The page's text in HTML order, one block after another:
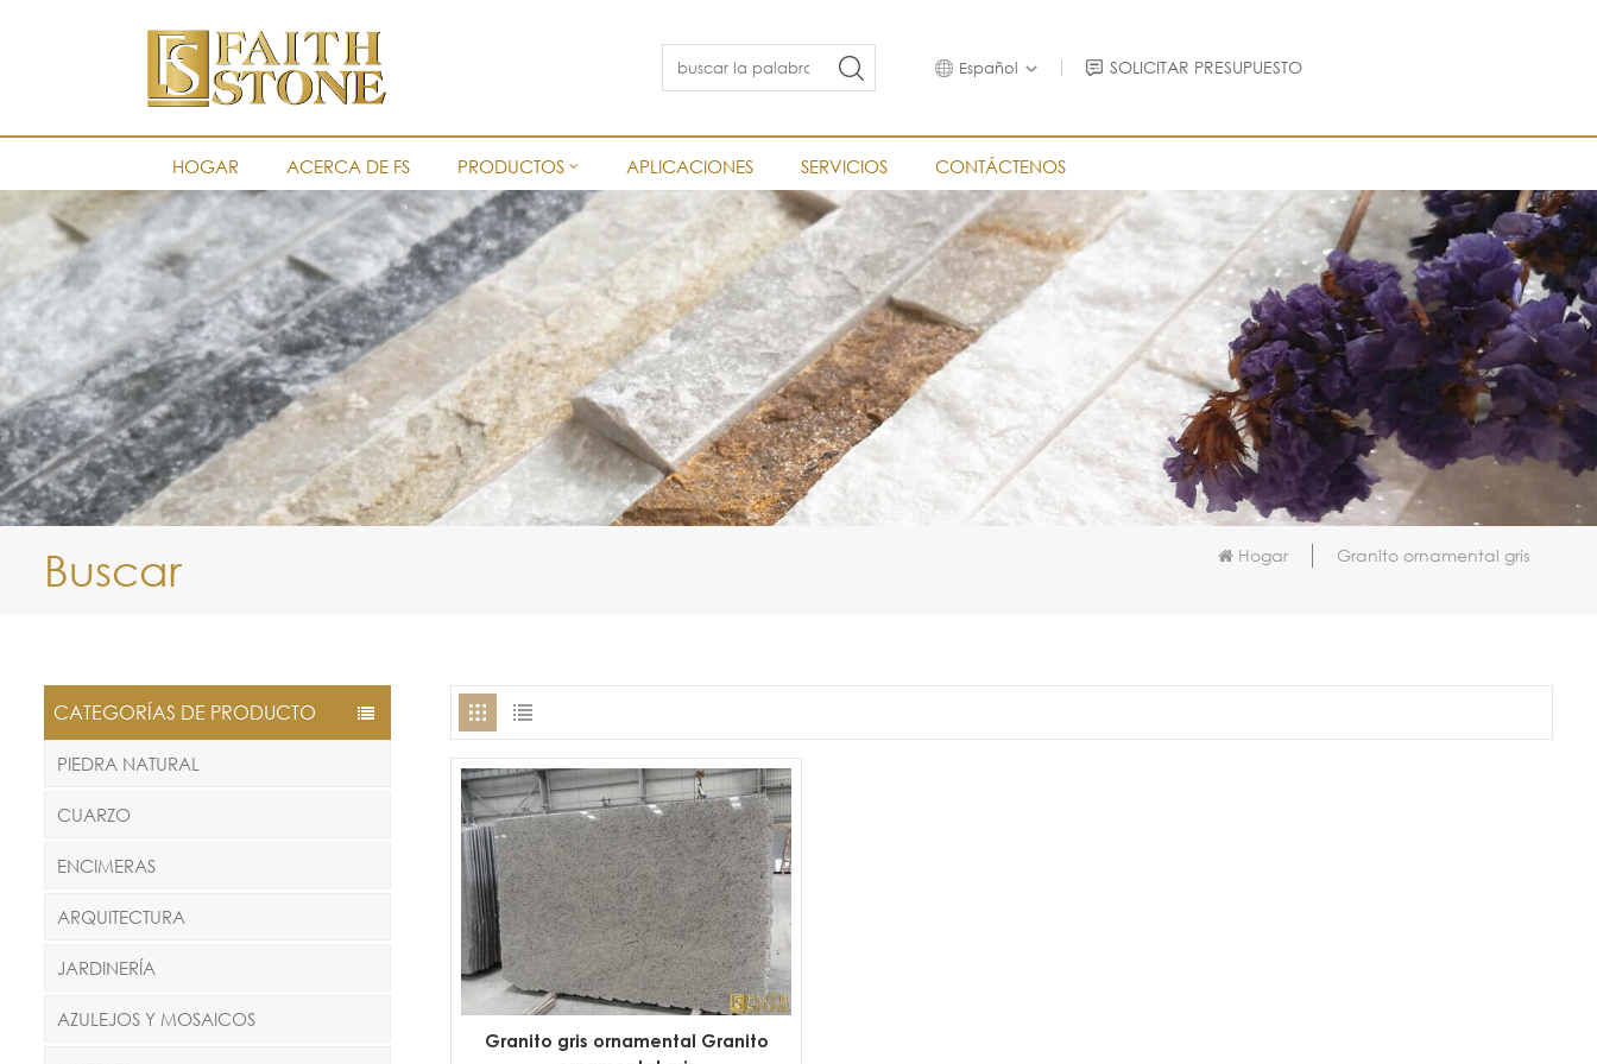
Español SOLICITAR PRESUPUESTO
HOGAR ACERCA DE FS PRODUCTOS APLICACIONES SERVICIOS CONTÁCTENOS
Buscar Hogar Granito ornamental gris
CATEGORÍAS DE PRODUCTO
PIEDRA NATURAL
CUARZO
ENCIMERAS
ARQUITECTURA
JARDINERÍA
AZULEJOS Y MOSAICOS
Granito gris ornamental Granito